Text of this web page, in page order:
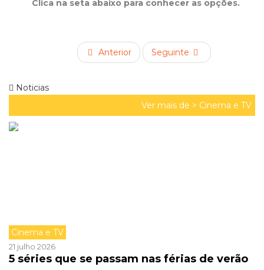
Clica na seta abaixo para conhecer as opções.
Anterior Seguinte
Noticias
Ver mais de > Cinema e TV
Cinema e TV
21 julho 2026
5 séries que se passam nas férias de verão